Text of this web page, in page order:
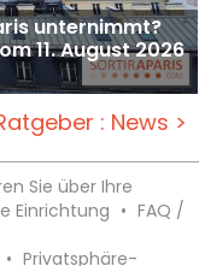
unternimmt?
11. August 2026
: News >
Sie über Ihre
Einrichtung • FAQ /
• Privatsphäre-